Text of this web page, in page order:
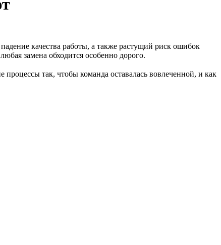
качества работы, а также растущий риск ошибок
замена обходится особенно дорого.
так, чтобы команда оставалась вовлеченной, и как